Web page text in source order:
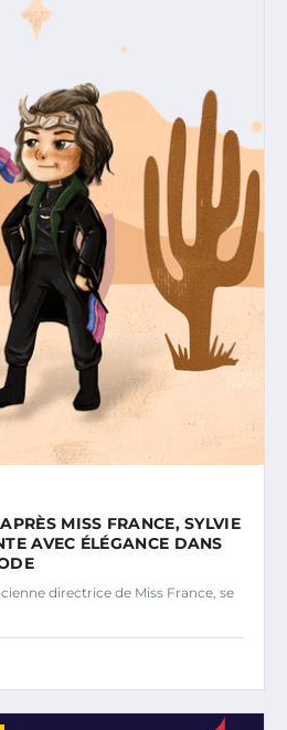
MISS FRANCE, SYLVIE
AVEC ÉLÉGANCE DANS
directrice de Miss France, se